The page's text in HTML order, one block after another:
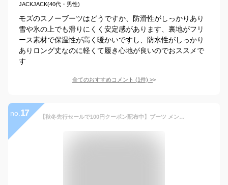
JACKJACK(40代・男性)
モズのスノーブーツはどうですか、防滑性がしっかりあり
雪や氷の上でも滑りにくく安定感があります、裏地がフリ
ース素材で保温性が高く暖かいですし、防水性がしっかり
ありロング丈なのに軽くて履き心地が良いのでおススメで
す
全てのおすすめコメント (1件) >
no. 17 【秋冬先行セールで100円クーポン配布中】ブーツ メンズ 靴 黒 ブラック ブラウン スノーブーツ ショートブーツ 防水 防滑 滑らない 防寒 暖かい 保温材 抗菌 冬 雪 雨 厚底 シンプル かっこいい クリフメイヤー KRIFF MAYER KRI-9885